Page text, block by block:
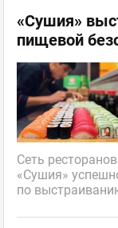
«Сушия»
пищевой
Сеть
«Сушия»
по